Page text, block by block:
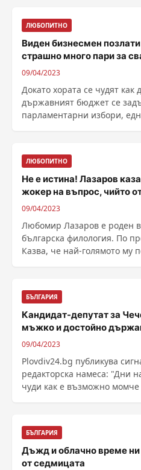
ЛЮБОПИТНО
Виден бизнесмен
страшно много пари за
09/04/2023
Докато хората се чудят как
държавният бюджет се
парламентарни избори,
ЛЮБОПИТНО
Не е истина! Лазаров
жокер на въпрос, чийто
09/04/2023
Любомир Лазаров е роден
българска филология. По
Казва, че най-голямото му
БЪЛГАРИЯ
Кандидат-депутат за
мъжко и достойно
09/04/2023
Plovdiv24.bg публикува
редакторска намеса: "Дни наред вече обществото се
чуди как е възможно
БЪЛГАРИЯ
Дъжд и облачно време ни
от седмицата